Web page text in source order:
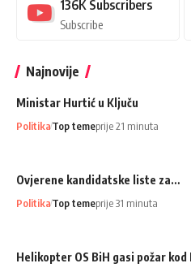
136K Subscribers
Subscribe
Najnovije
Ministar Hurtić u Ključu
PolitikaTop temeprije 21 minuta
Ovjerene kandidatske liste za…
PolitikaTop temeprije 31 minuta
Helikopter OS BiH gasi požar kod